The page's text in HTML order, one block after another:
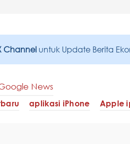
Channel untuk Update Berita
News
aplikasi iPhone Apple